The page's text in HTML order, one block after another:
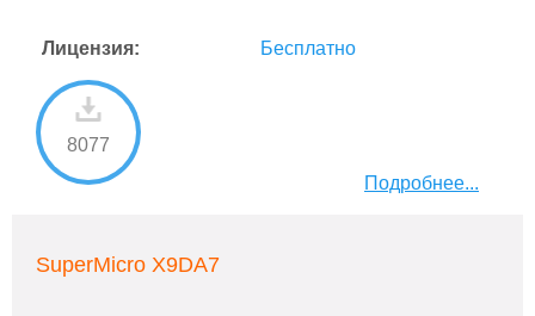
Лицензия: Бесплатно
8077
Подробнее...
SuperMicro X9DA7